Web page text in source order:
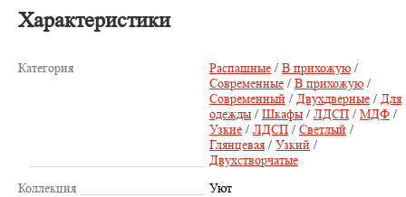
Характеристики
Категория Распашные / В прихожую /
Современные / В прихожую /
Современный / Двухдверные / Для
одежды / Шкафы / ЛДСП / МДФ /
Узкие / ЛДСП / Светлый /
Глянцевая / Узкий /
Двухстворчатые
Коллекция
Уют